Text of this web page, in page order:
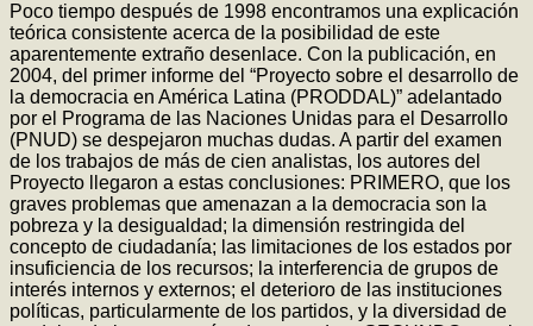
Poco tiempo después de 1998 encontramos una explicación
teórica consistente acerca de la posibilidad de este
aparentemente extraño desenlace. Con la publicación, en
2004, del primer informe del “Proyecto sobre el desarrollo de
la democracia en América Latina (PRODDAL)” adelantado
por el Programa de las Naciones Unidas para el Desarrollo
(PNUD) se despejaron muchas dudas. A partir del examen
de los trabajos de más de cien analistas, los autores del
Proyecto llegaron a estas conclusiones: PRIMERO, que los
graves problemas que amenazan a la democracia son la
pobreza y la desigualdad; la dimensión restringida del
concepto de ciudadanía; las limitaciones de los estados por
insuficiencia de los recursos; la interferencia de grupos de
interés internos y externos; el deterioro de las instituciones
políticas, particularmente de los partidos, y la diversidad de